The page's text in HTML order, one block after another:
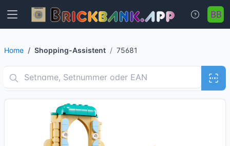
Home Shopping-Assistent 75681